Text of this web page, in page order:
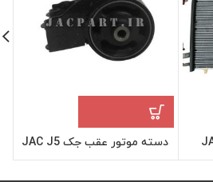
دسته موتور عقب جک JAC J5